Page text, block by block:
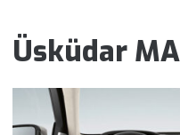
Üsküdar